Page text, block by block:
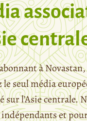
à
le seul média
sur l’Asie centrale.
et